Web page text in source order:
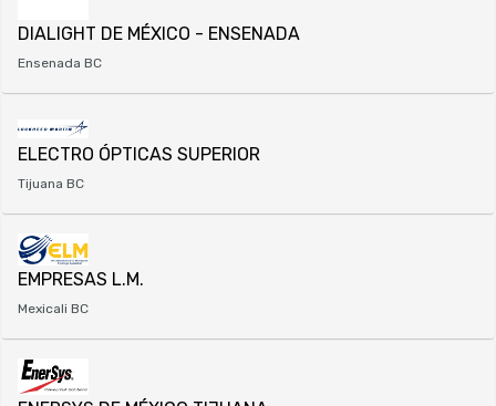
DIALIGHT DE MÉXICO - ENSENADA
Ensenada BC
ELECTRO ÓPTICAS SUPERIOR
Tijuana BC
EMPRESAS L.M.
Mexicali BC